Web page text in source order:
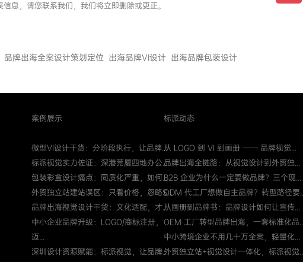
息，请您联系我们，我们将立即删除或更正。
品牌出海全案设计策划定位 出海品牌VI设计 出海品牌包装设计
案例展示
微型VI设计干货：分阶段执行，让品牌...
标派视觉实力佐证：深港莞厦四地办公...
包装彩盒设计痛点：同质化严重，如何...
外贸独立站建站误区：只看价格，忽略S...
品牌出海视觉设计干货：文化适配，才...
中小企业品牌升级：LOGO/商标注册，
迈...
深圳设计资源赋能：标派视觉，让品牌...
标派动态
从 LOGO 到 VI 到画册 —— 品牌视觉...
品牌出海全链路：从视觉设计到外贸独...
B2B 企业为什么一定要做品牌？三个现...
ODM 代工厂想做自主品牌？转型路径要
从画册到品牌书：品牌设计如何让宣传...
OEM 工厂转型品牌出海，一套标准化品
中小跨境企业不用几十万全案，轻量化...
外贸独立站+视觉设计一体化，标派视觉